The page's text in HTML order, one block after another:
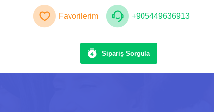
Favorilerim +905449636913
Sipariş Sorgula